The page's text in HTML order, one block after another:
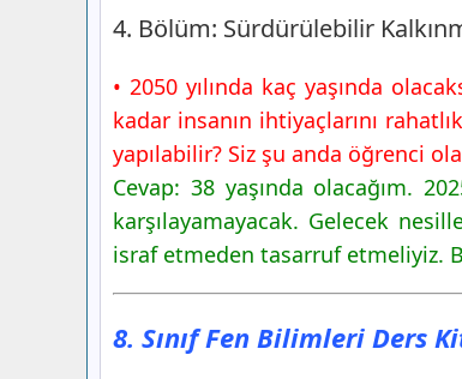
8. Sınıf Fen Bilimleri Ders
Proje Tasarımı
Geri Dönüşüm
8. Sınıf Fen Bilimleri Ders
Yayınları
Araştıralım Ve Tartışalım
8. Sınıf Fen Bilimleri Ders
Yayınları
4. Bölüm: Sürdürülebilir
• 2050 yılında kaç yaşında
kadar insanın ihtiyaçlarını
yapılabilir? Siz şu anda öğrenci
Cevap: 38 yaşında olacağım.
karşılayamayacak. Gelecek
israf etmeden tasarruf etmeliyiz.
8. Sınıf Fen Bilimleri Ders